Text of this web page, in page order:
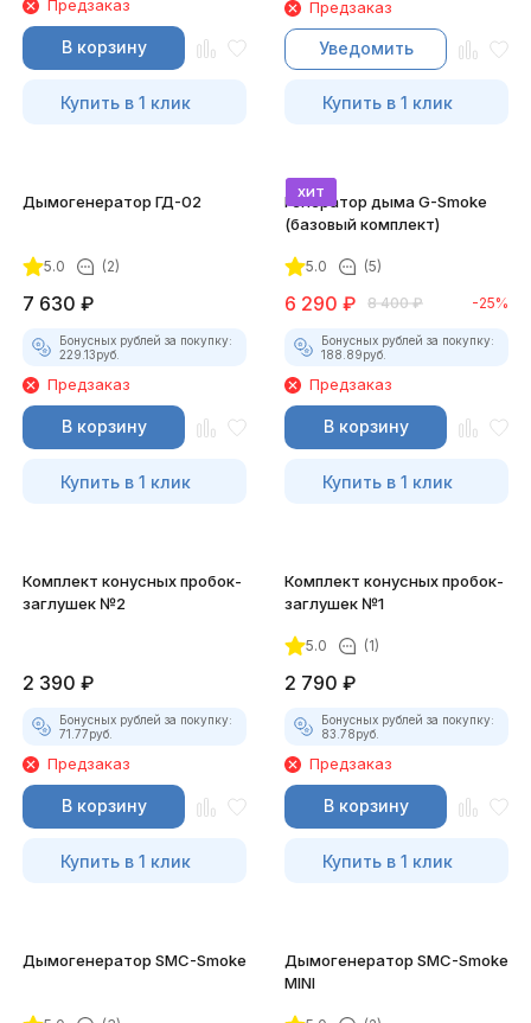
Предзаказ
В корзину
Купить в 1 клик
Предзаказ
Уведомить
Купить в 1 клик
Дымогенератор ГД-02
5.0 (2)
7 630 ₽
Бонусных рублей за покупку:
229.13руб.
Предзаказ
В корзину
Купить в 1 клик
хит
Генератор дыма G-Smoke
(базовый комплект)
5.0 (5)
6 290 ₽ 8 400 ₽ -25%
Бонусных рублей за покупку:
188.89руб.
Предзаказ
В корзину
Купить в 1 клик
Комплект конусных пробок-
заглушек №2
2 390 ₽
Бонусных рублей за покупку:
71.77руб.
Предзаказ
В корзину
Купить в 1 клик
Комплект конусных пробок-
заглушек №1
5.0 (1)
2 790 ₽
Бонусных рублей за покупку:
83.78руб.
Предзаказ
В корзину
Купить в 1 клик
Дымогенератор SMC-Smoke
Дымогенератор SMC-Smoke
MINI